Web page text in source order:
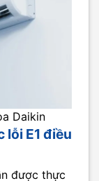
Daikin
lỗi E1 điều
được thực